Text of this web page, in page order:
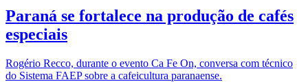
Paraná se fortalece na produção de cafés
especiais
Rogério Recco, durante o evento Ca Fe On, conversa com técnico
do Sistema FAEP sobre a cafeicultura paranaense.